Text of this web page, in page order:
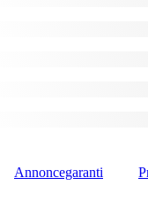
Annoncegaranti